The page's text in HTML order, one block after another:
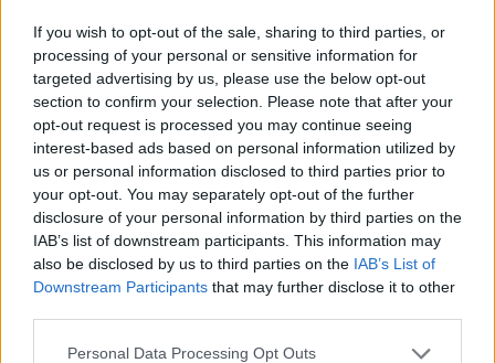
If you wish to opt-out of the sale, sharing to third parties, or
processing of your personal or sensitive information for
targeted advertising by us, please use the below opt-out
section to confirm your selection. Please note that after your
opt-out request is processed you may continue seeing
interest-based ads based on personal information utilized by
us or personal information disclosed to third parties prior to
your opt-out. You may separately opt-out of the further
disclosure of your personal information by third parties on the
IAB’s list of downstream participants. This information may
also be disclosed by us to third parties on the IAB’s List of
Downstream Participants that may further disclose it to other
Personal Data Processing Opt Outs
Δείτε επίσης